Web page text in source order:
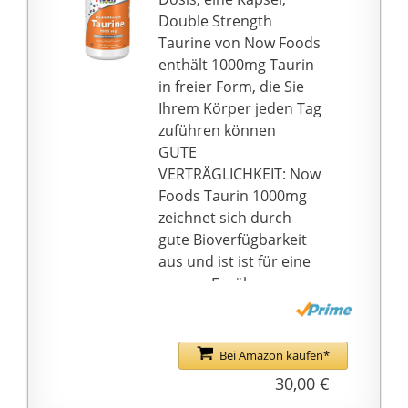
bekommst du
hochwertige Produkte
aus aller Welt – auch
aus kontrolliert
biologischem Anbau.
Und außerdem: Jedes
unserer Produkte gibt
es in vielen
verschiedenen
Verpackungsgrößen zu
kaufen – von der
kleinen Probierpackung
von 100 g, über 1 kg
und 5 kg bis zur Sack-
jeden die richtige
Größe. Du hast Fragen
zu unseren Produkten?
Double Strength
Taurine von Now Foods
enthält 1000mg Taurin
in freier Form, die Sie
Ihrem Körper jeden Tag
zuführen können
GUTE
VERTRÄGLICHKEIT: Now
Foods Taurin 1000mg
zeichnet sich durch
gute Bioverfügbarkeit
aus und ist ist für eine
vegane Ernährung
Taurin-Kapseln von
Now Foods werden in
unabhängigen Labors
Bei Amazon kaufen*
30,00 €